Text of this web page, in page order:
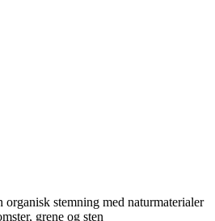
organisk stemning med naturmaterialer
grene og sten